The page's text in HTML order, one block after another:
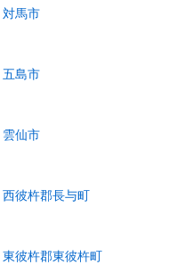
対馬市
五島市
雲仙市
西彼杵郡長与町
東彼杵郡東彼杵町